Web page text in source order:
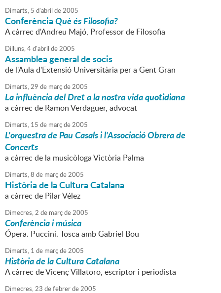
Dimarts, 5 d'abril de2005
ConferènciaQuè és Filosofia?
A càrrec d'Andreu Majó, Professor de Filosofia
Dilluns,4d'abril de2005
Assamblea general de socis
de l'Aula d'Extensió Universitària per a Gent Gran
Dimarts,29 de marçde2005
La influència del Dret a la nostra vida quotidiana
a càrrec de Ramon Verdaguer, advocat
Dimarts, 15 de marçde2005
L'orquestra de Pau Casals i l'Associació Obrera de
Concerts
a càrrec de la musicòloga Victòria Palma
Dimarts,8 de marçde2005
Història de la Cultura Catalana
a càrrec de Pilar Vélez
Dimecres,2 de marçde2005
Conferència i música
Ópera. Puccini. Tosca amb Gabriel Bou
Dimarts, 1 de marçde2005
Història de la Cultura Catalana
A càrrec de Vicenç Villatoro, escriptor i periodista
Dimecres,23 defebrerde2005